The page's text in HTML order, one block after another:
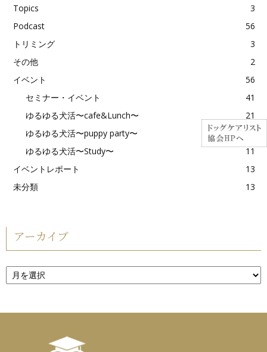
Topics
3
Podcast
56
トリミング
3
その他
2
イベント
56
セミナー・イベント
41
ゆるゆる犬活〜cafe&Lunch〜
21
ゆるゆる犬活〜puppy party〜
2
ゆるゆる犬活〜Study〜
11
イベントレポート
13
未分類
13
アーカイブ
ア
ー
ブ